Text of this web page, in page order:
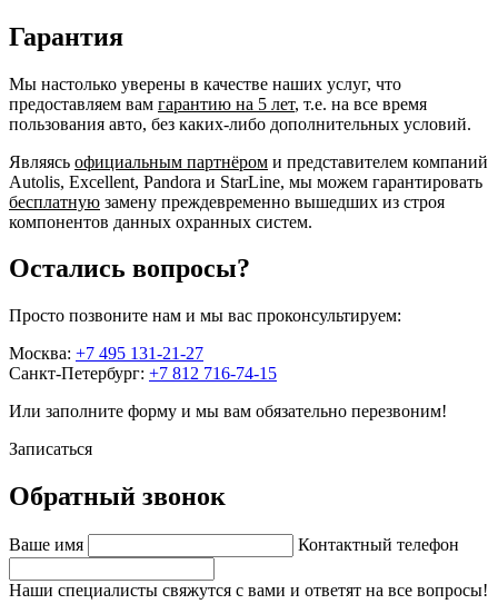
Гарантия
Мы настолько уверены в качестве наших услуг, что
предоставляем вам гарантию на 5 лет, т.е. на все время
пользования авто, без каких-либо дополнительных условий.
Являясь официальным партнёром и представителем компаний
Autolis, Excellent, Pandora и StarLine, мы можем гарантировать
бесплатную замену преждевременно вышедших из строя
компонентов данных охранных систем.
Остались вопросы?
Просто позвоните нам и мы вас проконсультируем:
Москва: +7 495 131-21-27
Санкт-Петербург: +7 812 716-74-15
Или заполните форму и мы вам обязательно перезвоним!
Записаться
Обратный звонок
Ваше имя Контактный телефон
Наши специалисты свяжутся с вами и ответят на все вопросы!